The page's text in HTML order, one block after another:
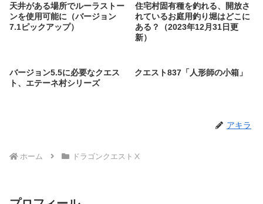
天井がある場所でルーラストー
ンを使用可能に（バージョン
7.1ピックアップ）
住宅村固有種を釣れる、開放さ
れているお庭用釣り堀はどこに
ある？（2023年12月31日更
新）
バージョン5.5に必要なクエス
ト、エテーネ村シリーズ
クエスト837「人形師の小箱」
アキラ
ホーム ドラゴンクエストⅩ